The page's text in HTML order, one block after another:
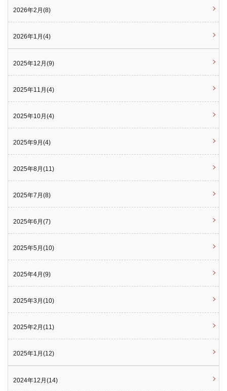
2026年2月(8)
2026年1月(4)
2025年12月(9)
2025年11月(4)
2025年10月(4)
2025年9月(4)
2025年8月(11)
2025年7月(8)
2025年6月(7)
2025年5月(10)
2025年4月(9)
2025年3月(10)
2025年2月(11)
2025年1月(12)
2024年12月(14)